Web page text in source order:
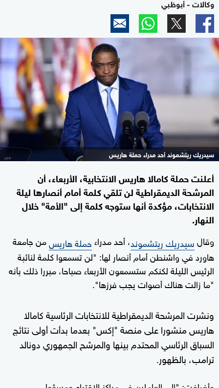
وكالات - أبوظبي
سيدريك ريتشموند أحد مدراء حملة هاريس
أعلنت حملة كامالا هاريس الانتخابية، الأربعاء، أن
المرشحة الديمقراطية لن تلقي كلمة أمام أنصارها ليلة
الانتخابات، مؤكدة أنها ستوجه كلمة إلى "الأمة" خلال
النهار.
وقالسيدريك ريتشموند، أحد مدراء حملة هاريسمن جامعة
هاورد في واشنطن أمام أنصار لها: "لن تسمعوا كلمة لنائبة
الرئيس الليلة لكنكم ستسمعون الأربعاء صباحا، مبررا ذلك بأنه
"ما زالت هناك أصوات يجب فرزها".
ونشرت المرشحة الديمقراطية للانتخابات الرئاسية كامالا
هاريس منشورا على منصة "إكس" بعدما بدأت أولى نتائج
السباق الرئاسي المحتدم بينها والمرشح الجمهوري دونالد
ترامب، بالظهور.